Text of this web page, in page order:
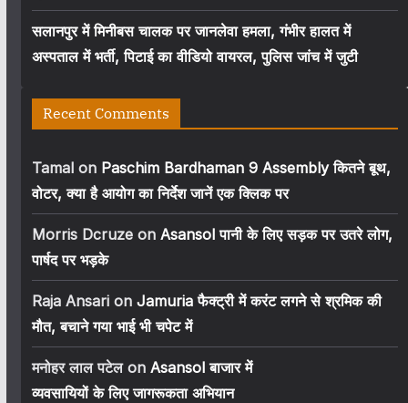
सलानपुर में मिनीबस चालक पर जानलेवा हमला, गंभीर हालत में
अस्पताल में भर्ती, पिटाई का वीडियो वायरल, पुलिस जांच में जुटी
Recent Comments
Tamalon Paschim Bardhaman 9 Assembly कितने बूथ,
वोटर, क्या है आयोग का निर्देश जानें एक क्लिक पर
Morris Dcruzeon Asansol पानी के लिए सड़क पर उतरे लोग,
पार्षद पर भड़के
Raja Ansarion Jamuria फैक्ट्री में करंट लगने से श्रमिक की
मौत, बचाने गया भाई भी चपेट में
मनोहर लाल पटेलon Asansol बाजार में
व्यवसायियों के लिए जागरूकता अभियान